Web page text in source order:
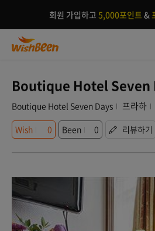
회원 가입하고 5,000포인트 &
Boutique Hotel Seven
Boutique Hotel Seven Days 프라하
Wish
0 Been 0 리뷰하기